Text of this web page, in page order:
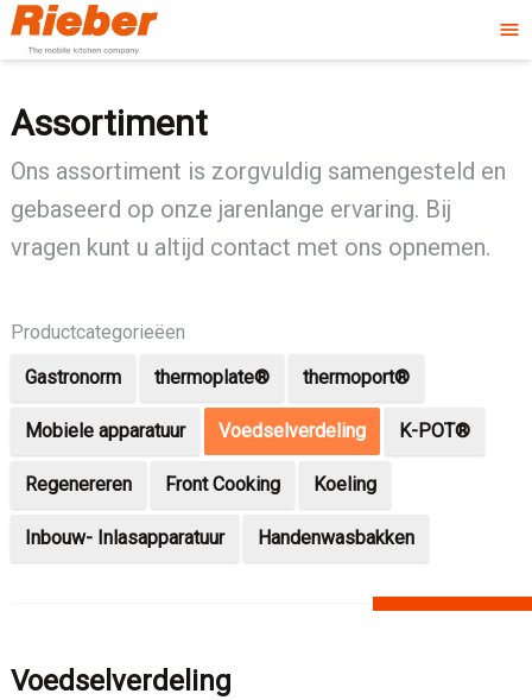
menu
Assortiment
Ons assortiment is zorgvuldig samengesteld en
gebaseerd op onze jarenlange ervaring. Bij
vragen kunt u altijd contact met ons opnemen.
Productcategorieëen
Gastronorm
thermoplate® thermoport®
Mobiele apparatuur Voedselverdeling K-POT®
Regenereren Front Cooking Koeling
Inbouw- Inlasapparatuur Handenwasbakken
Voedselverdeling